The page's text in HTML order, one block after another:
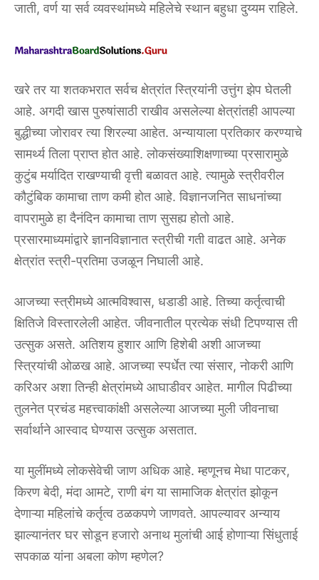
जाती, वर्ण या सर्व व्यवस्थांमध्ये महिलेचे स्थान बहुधा दुय्यम राहिले.
खरे तर या शतकभरात सर्वच क्षेत्रांत स्त्रियांनी उत्तुंग झेप घेतली
आहे. अगदी खास पुरुषांसाठी राखीव असलेल्या क्षेत्रांतही आपल्या
बुद्धीच्या जोरावर त्या शिरल्या आहेत. अन्यायाला प्रतिकार करण्याचे
सामर्थ्य तिला प्राप्त होत आहे. लोकसंख्याशिक्षणाच्या प्रसारामुळे
कुटुंब मर्यादित राखण्याची वृत्ती बळावत आहे. त्यामुळे स्त्रीवरील
कौटुंबिक कामाचा ताण कमी होत आहे. विज्ञानजनित साधनांच्या
वापरामुळे हा दैनंदिन कामाचा ताण सुसह्य होतो आहे.
प्रसारमाध्यमांद्वारे ज्ञानविज्ञानात स्त्रीची गती वाढत आहे. अनेक
क्षेत्रांत स्त्री-प्रतिमा उजळून निघाली आहे.
आजच्या स्त्रीमध्ये आत्मविश्वास, धडाडी आहे. तिच्या कर्तृत्वाची
क्षितिजे विस्तारलेली आहेत. जीवनातील प्रत्येक संधी टिपण्यास ती
उत्सुक असते. अतिशय हुशार आणि हिशेबी अशी आजच्या
स्त्रियांची ओळख आहे. आजच्या स्पर्धेत त्या संसार, नोकरी आणि
करिअर अशा तिन्ही क्षेत्रांमध्ये आघाडीवर आहेत. मागील पिढीच्या
तुलनेत प्रचंड महत्त्वाकांक्षी असलेल्या आजच्या मुली जीवनाचा
सर्वार्थाने आस्वाद घेण्यास उत्सुक असतात.
या मुलींमध्ये लोकसेवेची जाण अधिक आहे. म्हणूनच मेधा पाटकर,
किरण बेदी, मंदा आमटे, राणी बंग या सामाजिक क्षेत्रांत झोकून
देणाऱ्या महिलांचे कर्तृत्व ठळकपणे जाणवते. आपल्यावर अन्याय
झाल्यानंतर घर सोडून हजारो अनाथ मुलांची आई होणाऱ्या सिंधुताई
सपकाळ यांना अबला कोण म्हणेल?